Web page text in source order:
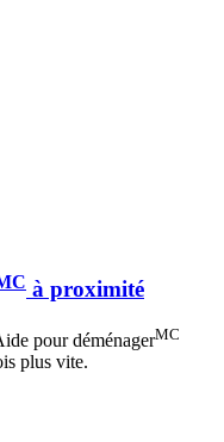
à proximité
pour déménagerMC
plus vite.